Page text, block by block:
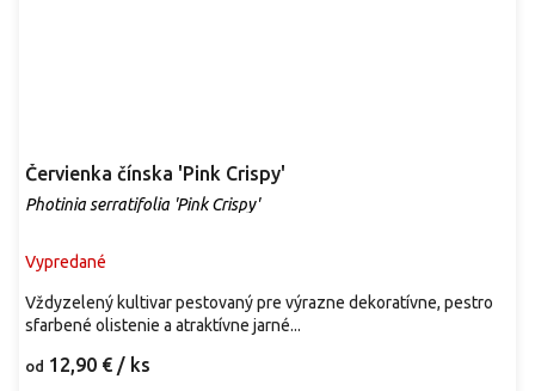
Červienka čínska 'Pink Crispy'
Photinia serratifolia 'Pink Crispy'
Vypredané
od 12,90 € / ks
Vždyzelený kultivar pestovaný pre výrazne dekoratívne, pestro
sfarbené olistenie a atraktívne jarné...